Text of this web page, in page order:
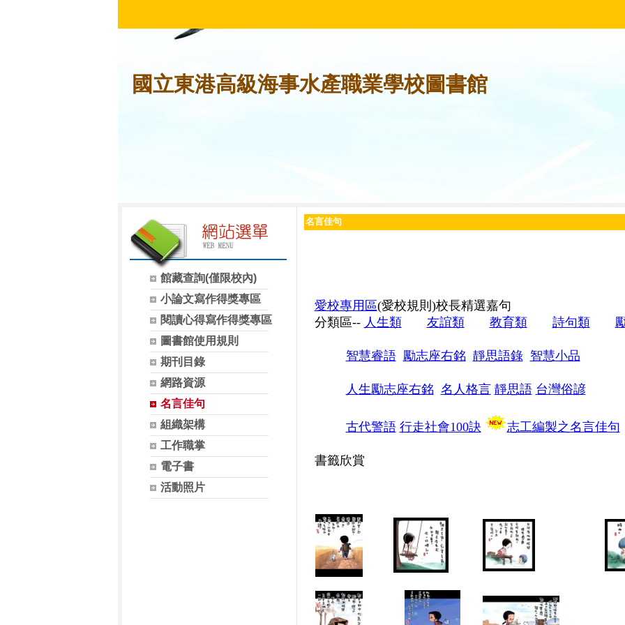
國立東港高級海事水產職業學校圖書館
館藏查詢(僅限校內)
小論文寫作得獎專區
閱讀心得寫作得獎專區
圖書館使用規則
期刊目錄
網路資源
名言佳句
組織架構
工作職掌
電子書
活動照片
名言佳句
愛校專用區(愛校規則)校長精選嘉句
分類區-- 人生類 友誼類 教育類 詩句類
智慧睿語 勵志座右銘 靜思語錄 智慧小品
人生勵志座右銘 名人格言 靜思語 台灣俗諺
古代警語 行走社會100訣 志工編製之名言佳句
書籤欣賞